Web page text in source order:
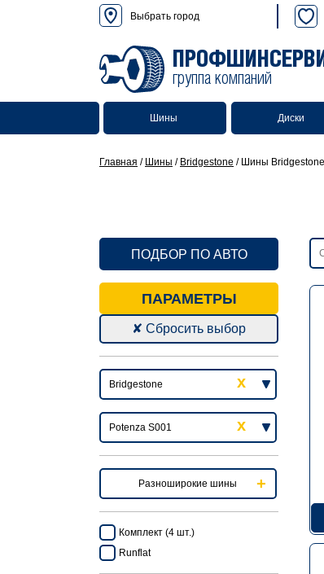
Выбрать город
группа компаний
Шины Диски
Главная / Шины / Bridgestone / Шины
ПОДБОР ПО АВТО
ПАРАМЕТРЫ
✘ Сбросить выбор
Разноширокие шины
Комплект (4 шт.)
Runflat